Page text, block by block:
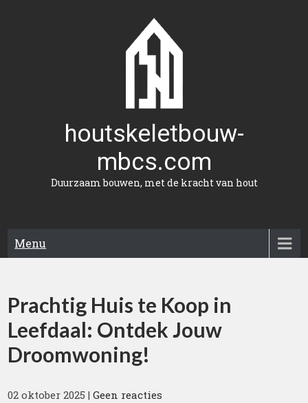
houtskeletbouw-
mbcs.com
Duurzaam bouwen, met de kracht van hout
Menu
Prachtig Huis te Koop in
Leefdaal: Ontdek Jouw
Droomwoning!
02 oktober 2025 |Geen reacties